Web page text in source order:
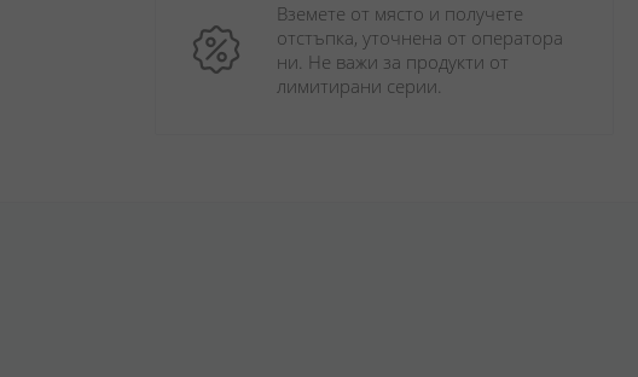
Вземете от място и получете
отстъпка, уточнена от оператора
ни. Не важи за продукти от
лимитирани серии.